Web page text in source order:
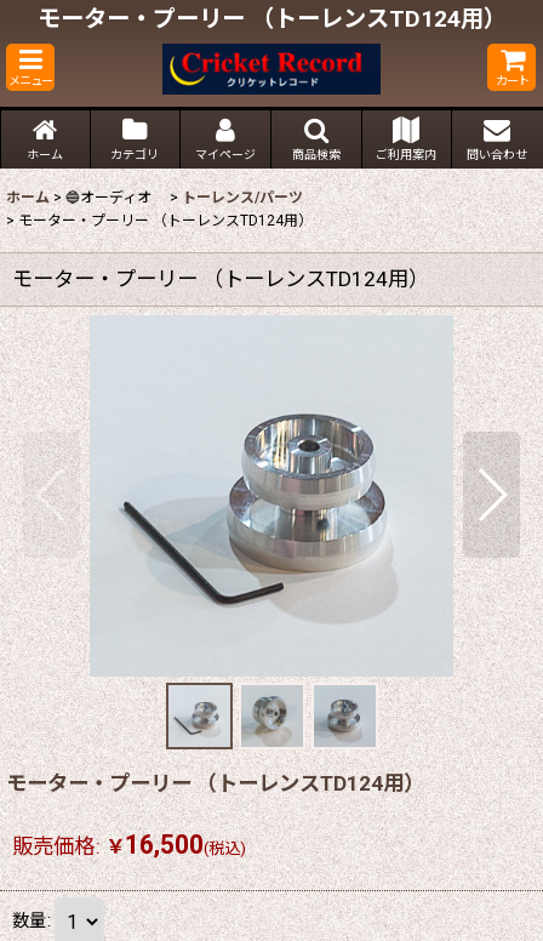
モーター・プーリー （トーレンスTD124用）
メニュー カート
ホーム カテゴリ マイページ 商品検索 ご利用案内 問い合わせ
ホーム > 🔵オーディオ > トーレンス/パーツ
> モーター・プーリー （トーレンスTD124用）
モーター・プーリー （トーレンスTD124用）
モーター・プーリー （トーレンスTD124用）
販売価格: ￥16,500(税込)
数量: